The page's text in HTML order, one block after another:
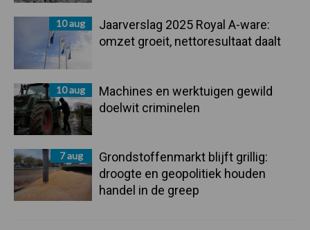
10 aug
Jaarverslag 2025 Royal A-ware:
omzet groeit, nettoresultaat daalt
10 aug
Machines en werktuigen gewild
doelwit criminelen
7 aug
Grondstoffenmarkt blijft grillig:
droogte en geopolitiek houden
handel in de greep